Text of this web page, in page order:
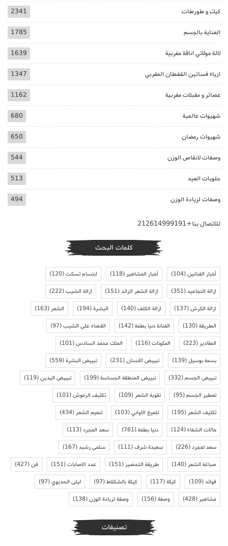
كيك و طورطات 2341
العناية بالجسم 1785
لالة مولاتي اناقة مغربية 1639
ازياء فساتين القفطان المغربي 1347
عصائر و مقبلات مغربية 1162
شهيوات عالمية 680
شهيوات رمضان 650
وصفات لانقاص الوزن 544
حلويات العيد 513
وصفات لزيادة الوزن 494
للاتصال بنا+212614999191
كلمات البحث
أخبار الفنانين(104) أخبار المشاهير(118) ابتسام تسكت(120)
ازالة التجاعيد(351) ازالة الشعر الزائد(151) ازالة الشيب(222)
ازالة الكرش(137) ازالة الكلف(140) البشرة(194) الشعر(163)
الطريقة(130) الفنانة دنيا بطمة(142) القضاء على الشيب(97)
المقادير(223) المكونات(116) الملك محمد السادس(101)
بسمة بوسيل(139) تبييض الاسنان(231) تبييض البشرة(559)
تبييض الجسم(332) تبييض المنطقة الحساسة(199) تبييض اليدين(119)
تعطير الجسم(95) تقوية الشعر(109) تكثيف الرموش(101)
تكثيف الشعر(195) تلميع الاواني(103) تنعيم الشعر(434)
حالات الشفاء(124) دنيا بطمة(761) سعد المجرد(113)
سعد لمجرد(226) سعيدة شرف(111) سلمى رشيد(167)
صباغة الشعر(140) طريقة التحضير(151) عدد الاصابات(151) فن(427)
فوائد(109) كيكة(117) كيكة بالشكلاط(97) ليلى الحديوي(97)
مشاهير(428) وصفة(156) وصفة لزيادة الوزن(138)
تصنيفات